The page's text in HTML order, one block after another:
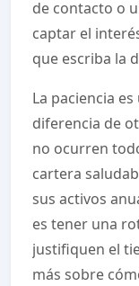
de contacto o
captar el
que escriba la
La paciencia
diferencia de
no ocurren
cartera
sus activos
es tener una
justifiquen el
más sobre